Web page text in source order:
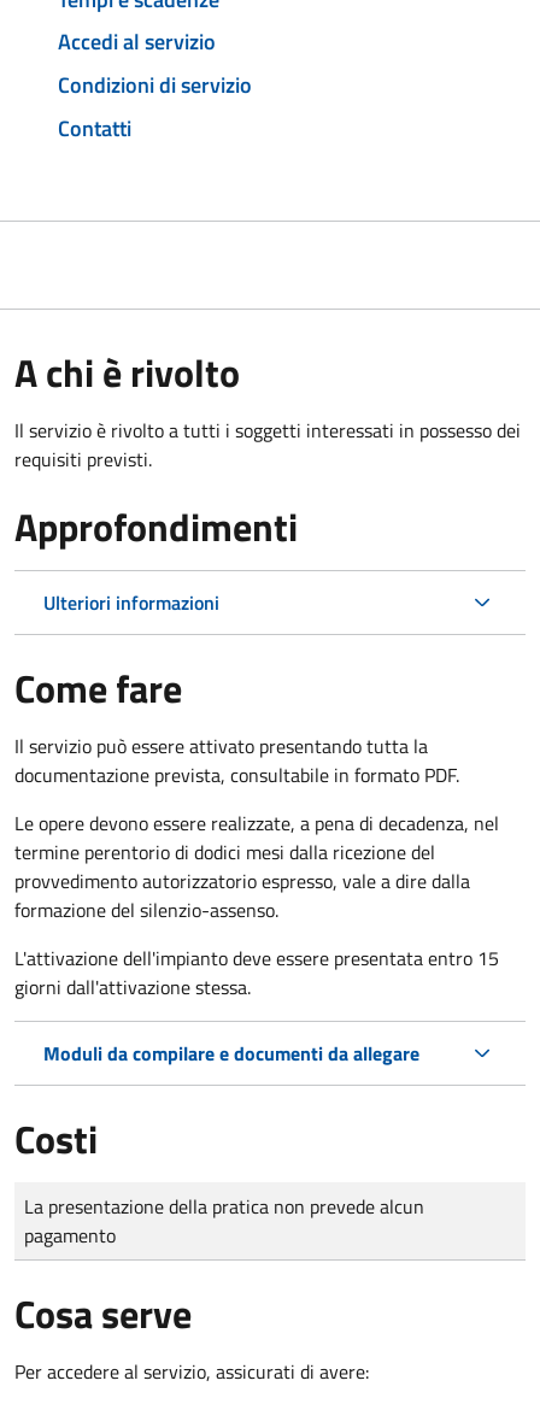
Accedi al servizio
Condizioni di servizio
Contatti
A chi è rivolto
Il servizio è rivolto a tutti i soggetti interessati in possesso dei
requisiti previsti.
Approfondimenti
Ulteriori informazioni
Come fare
Il servizio può essere attivato presentando tutta la
documentazione prevista, consultabile in formato PDF.
Le opere devono essere realizzate, a pena di decadenza, nel
termine perentorio di dodici mesi dalla ricezione del
provvedimento autorizzatorio espresso, vale a dire dalla
formazione del silenzio-assenso.
L'attivazione dell'impianto deve essere presentata entro 15
giorni dall'attivazione stessa.
Moduli da compilare e documenti da allegare
Costi
Tipo di pagamento
Importo
La presentazione della pratica non prevede alcun
pagamento
Cosa serve
Per accedere al servizio, assicurati di avere: